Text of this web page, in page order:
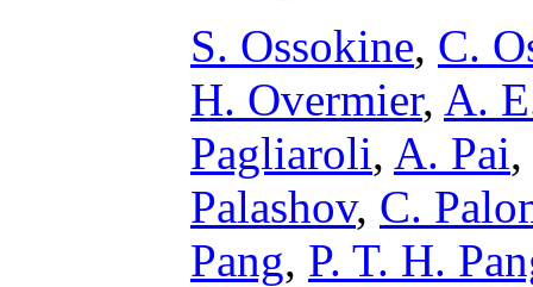
S. Ossokine, C.
H. Overmier, A.
Pagliaroli, A. Pai,
Palashov, C.
Pang, P. T. H.